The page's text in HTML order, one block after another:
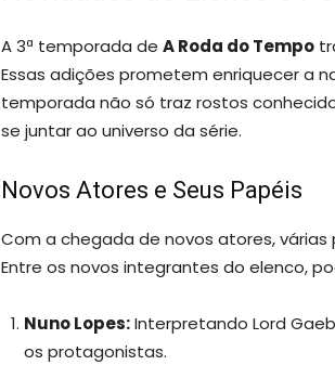
A 3ª temporada de A Roda do Tempo
Essas adições prometem enriquecer a
temporada não só traz rostos
se juntar ao universo da série.
Novos Atores e Seus Papéis
Com a chegada de novos atores,
Entre os novos integrantes do elenco,
Nuno Lopes:Interpretando Lord
os protagonistas.